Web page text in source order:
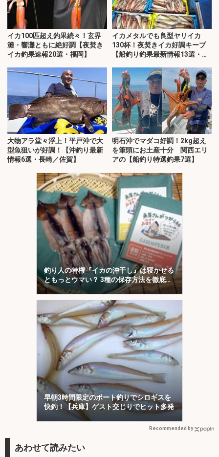
イカ100匹超え釣果続々！玄界
灘・響灘ともに絶好調【夜焚き
イカ釣果速報20選・福岡】
イカメタルでも良型ヤリイカ
130杯！夜焚きイカ好調キープ
【船釣り釣果最新情報13選・玄
大物アラ堂々浮上！平戸沖で大
型魚狙いが好調！【沖釣り最新
情報6選・長崎／佐賀】
明石沖でマダコ好調！2kg超え
を筆頭にお土産十分 関西エリ
アの【船釣り特選釣果7選】
釣り人の特権『イカの沖干し』は寝かせる
ともっとウマい？ 3種の保存方法を徹底検
証
早朝3時間限定のボート釣りでシロギスを
快釣！【兵庫】ゲスト交じりでヒット多発
Recommended by